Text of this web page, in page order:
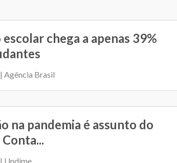
chega a apenas 39%
Agência Brasil
na pandemia é assunto do
Undime